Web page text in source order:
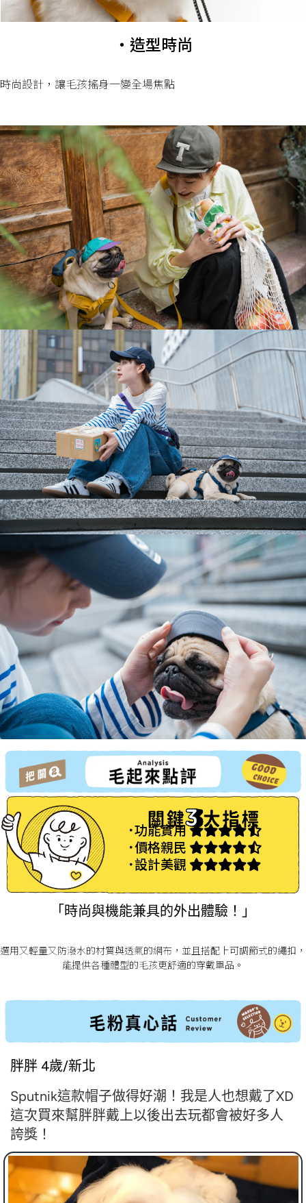
・造型時尚
時尚設計，讓毛孩搖身一變全場焦點
˙功能實用
˙價格親民
˙設計美觀
「時尚與機能兼具的外出體驗！」
選用又輕量又防潑水的材質與透氣的網布，並且搭配上可調節式的繩扣，
能提供各種體型的毛孩更舒適的穿戴單品。
胖胖 4歲/新北
Sputnik這款帽子做得好潮！我是人也想戴了XD
這次買來幫胖胖戴上以後出去玩都會被好多人
誇獎！